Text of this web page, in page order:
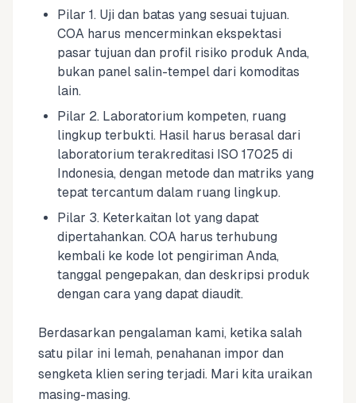
Pilar 1. Uji dan batas yang sesuai tujuan.
COA harus mencerminkan ekspektasi
pasar tujuan dan profil risiko produk Anda,
bukan panel salin-tempel dari komoditas
lain.
Pilar 2. Laboratorium kompeten, ruang
lingkup terbukti. Hasil harus berasal dari
laboratorium terakreditasi ISO 17025 di
Indonesia, dengan metode dan matriks yang
tepat tercantum dalam ruang lingkup.
Pilar 3. Keterkaitan lot yang dapat
dipertahankan. COA harus terhubung
kembali ke kode lot pengiriman Anda,
tanggal pengepakan, dan deskripsi produk
dengan cara yang dapat diaudit.
Berdasarkan pengalaman kami, ketika salah
satu pilar ini lemah, penahanan impor dan
sengketa klien sering terjadi. Mari kita uraikan
masing-masing.